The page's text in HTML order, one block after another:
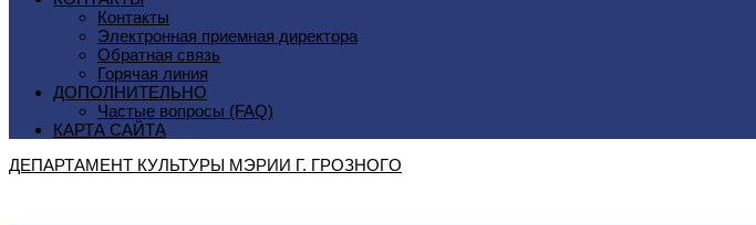
Контакты
Электронная приемная директора
Обратная связь
Горячая линия
ДОПОЛНИТЕЛЬНО
Частые вопросы (FAQ)
КАРТА САЙТА
ДЕПАРТАМЕНТ КУЛЬТУРЫ МЭРИИ Г. ГРОЗНОГO